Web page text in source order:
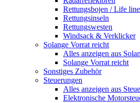
Rettungsbojen / Life
Rettungsinseln
Rettungswesten
Windsack & Verklicker
Solange Vorrat reicht
Alles anzeigen aus
Solange Vorrat reicht
Sonstiges Zubehör
Steuerungen
Alles anzeigen aus
Elektronische